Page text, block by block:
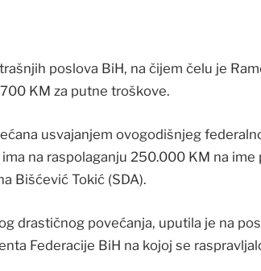
poslova BiH, na čijem čelu je
KM za putne troškove.
usvajanjem ovogodišnjeg
na raspolaganju 250.000 KM na
Bišćević Tokić (SDA).
drastičnog povećanja, uputila je na
Federacije BiH na kojoj se